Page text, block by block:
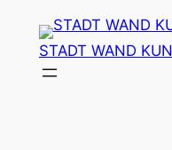
Inhalt
springen
STADT WAND